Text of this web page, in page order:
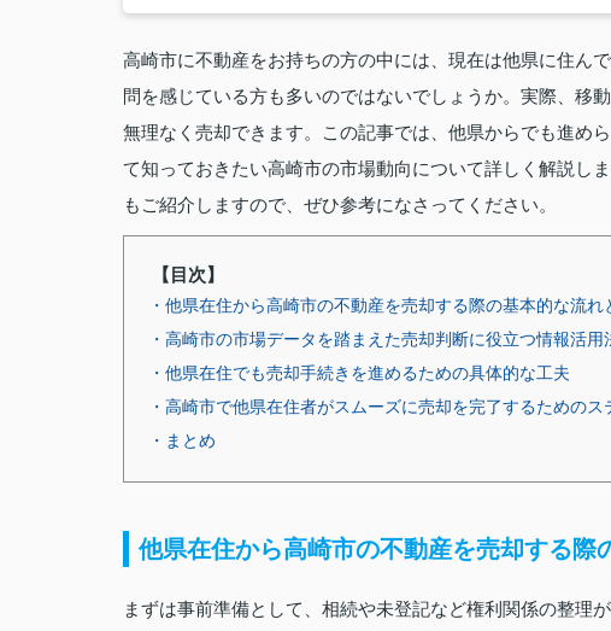
高崎市に不動産をお持ちの方の中には、現在は他県に住ん
問を感じている方も多いのではないでしょうか。実際、移
無理なく売却できます。この記事では、他県からでも進め
て知っておきたい高崎市の市場動向について詳しく解説し
もご紹介しますので、ぜひ参考になさってください。
【目次】
・他県在住から高崎市の不動産を売却する際の基本的な流れ
・高崎市の市場データを踏まえた売却判断に役立つ情報活用
・他県在住でも売却手続きを進めるための具体的な工夫
・高崎市で他県在住者がスムーズに売却を完了するためのス
・まとめ
他県在住から高崎市の不動産を売却する際
まずは事前準備として、相続や未登記など権利関係の整理